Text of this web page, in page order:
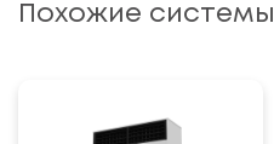
Похожие системы